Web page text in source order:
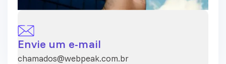
Envie um e-mail
chamados@webpeak.com.br